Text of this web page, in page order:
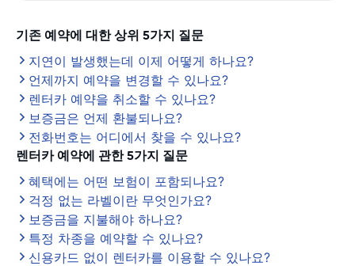
기존 예약에 대한 상위 5가지 질문
지연이 발생했는데 이제 어떻게 하나요?
언제까지 예약을 변경할 수 있나요?
렌터카 예약을 취소할 수 있나요?
보증금은 언제 환불되나요?
전화번호는 어디에서 찾을 수 있나요?
렌터카 예약에 관한 5가지 질문
혜택에는 어떤 보험이 포함되나요?
걱정 없는 라벨이란 무엇인가요?
보증금을 지불해야 하나요?
특정 차종을 예약할 수 있나요?
신용카드 없이 렌터카를 이용할 수 있나요?